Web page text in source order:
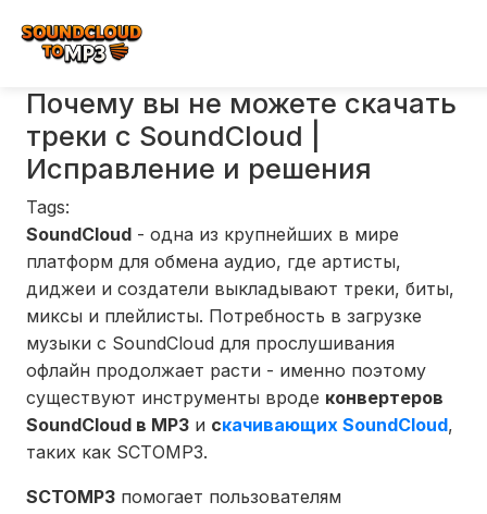
Почему вы не можете скачать
треки с SoundCloud |
Исправление и решения
Tags:
SoundCloud- одна из крупнейших в мире
платформ для обмена аудио, где артисты,
диджеи и создатели выкладывают треки, биты,
миксы и плейлисты. Потребность в загрузке
музыки с SoundCloud для прослушивания
офлайн продолжает расти - именно поэтому
существуют инструменты вроде конвертеров
SoundCloud в MP3и скачивающих SoundCloud,
таких как SCTOMP3.
SCTOMP3помогает пользователям